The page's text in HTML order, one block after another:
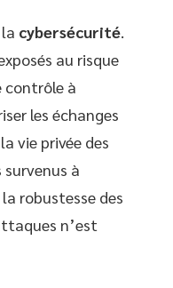
cybersécurité.
au risque
contrôle à
les échanges
vie privée des
à
robustesse des
n’est